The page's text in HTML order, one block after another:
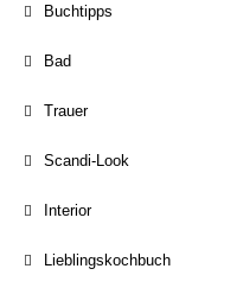
Buchtipps
Bad
Trauer
Scandi-Look
Interior
Lieblingskochbuch